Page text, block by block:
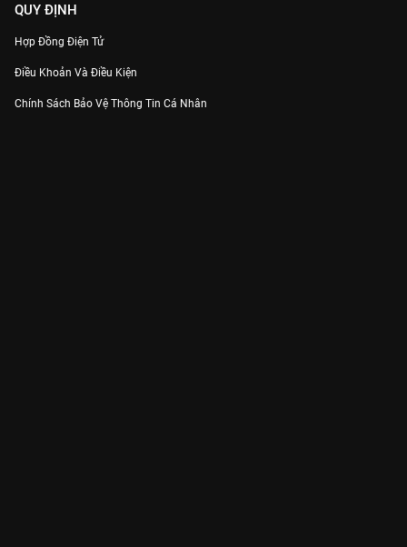
QUY ĐỊNH
Hợp Đồng Điện Tử
Điều Khoản Và Điều Kiện
Chính Sách Bảo Vệ Thông Tin Cá Nhân